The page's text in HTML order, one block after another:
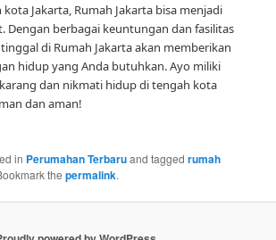
Jakarta, Rumah Jakarta bisa menjadi
Dengan berbagai keuntungan dan fasilitas
di Rumah Jakarta akan memberikan
hidup yang Anda butuhkan. Ayo miliki
dan nikmati hidup di tengah kota
dan aman!
in Perumahan Terbaruand taggedrumah
thepermalink.